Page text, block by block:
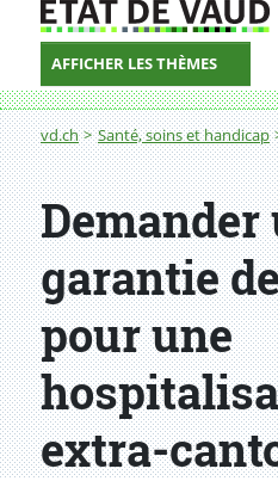
AFFICHER LES THÈMES
Fil d'Ariane
vd.ch Santé, soins et handicap
Demander une garantie
Demander
garantie
pour une
extra-